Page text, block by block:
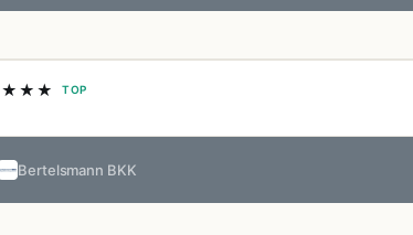
★★★ TOP
Bertelsmann BKK